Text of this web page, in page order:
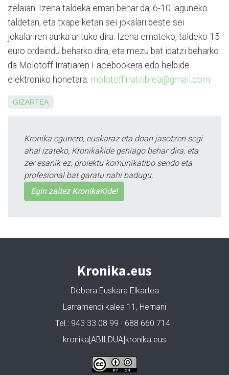
zelaian. Izena taldeka eman behar da, 6-10 laguneko
taldetan, eta txapelketan sei jokalari beste sei
jokalariren aurka arituko dira. Izena emateko, taldeko 15
euro ordaindu beharko dira, eta mezu bat idatzi beharko
da Molotoff Irratiaren Facebookera edo helbide
elektroniko honetara: molotoffirratilibrea@gmail.com.
GIZARTEA
Kronika egunero, euskaraz eta doan jasotzen segi
ahal izateko, Kronikakide gehiago behar dira, eta
zer esanik ez, proiektu komunikatibo sendo eta
profesional bat garatu nahi badugu.
Egin zaitez KronikaKide!
Kronika.eus
Dobera Euskara Elkartea
Larramendi kalea 11, Hernani
Tel.: 943 33 08 99 · 688 660 714 ·
kronika[ABILDUA]kronika.eus